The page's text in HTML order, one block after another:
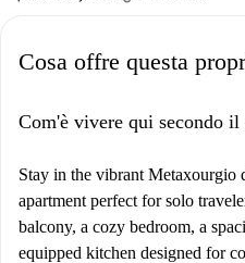
Cosa offre questa
Com'è vivere qui secondo il
Stay in the vibrant Metaxourgio
apartment perfect for solo
balcony, a cozy bedroom, a
equipped kitchen designed for